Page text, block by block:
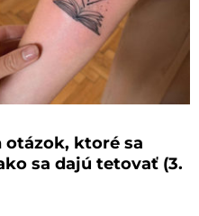
otázok, ktoré sa
sa dajú tetovať (3.